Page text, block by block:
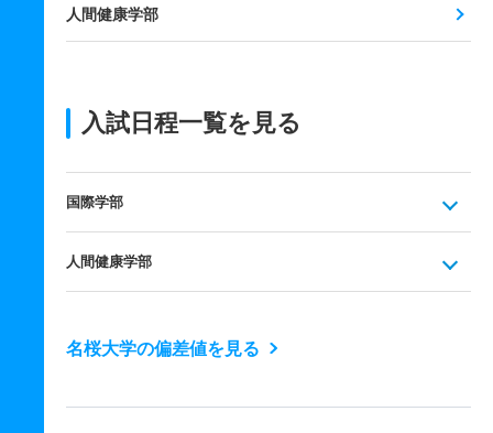
人間健康学部
入試日程一覧を見る
国際学部
人間健康学部
名桜大学の偏差値を見る